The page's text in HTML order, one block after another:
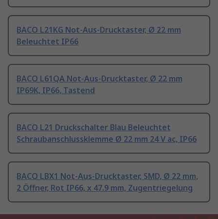
BACO L21KG Not-Aus-Drucktaster, Ø 22 mm
Beleuchtet IP66
BACO L61QA Not-Aus-Drucktaster, Ø 22 mm
IP69K, IP66, Tastend
BACO L21 Druckschalter Blau Beleuchtet
Schraubanschlussklemme Ø 22 mm 24 V ac, IP66
BACO LBX1 Not-Aus-Drucktaster, SMD, Ø 22 mm,
2 Öffner, Rot IP66, x 47.9 mm, Zugentriegelung